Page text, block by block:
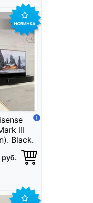
III
Black.
руб.